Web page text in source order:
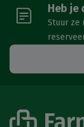
Heb je
Stuur ze